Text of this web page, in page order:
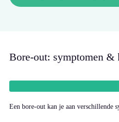
Bore-out: symptomen &
Een bore-out kan je aan verschillende